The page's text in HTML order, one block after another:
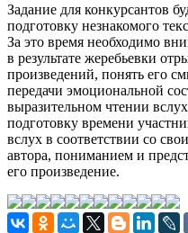
Задание для конкурсантов
подготовку незнакомого
За это время необходимо
в результате жеребьевки
произведений, понять его
передачи эмоциональной
выразительном чтении
подготовку времени
вслух в соответствии со
автора, пониманием и
его произведение.